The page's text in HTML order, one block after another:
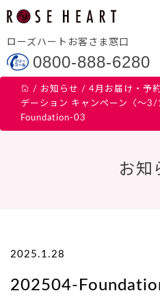
ローズハートお客さま窓口
0800-888-6280
/ お知らせ / 4月お届け・予
デーション キャンペーン〈～3/
Foundation-03
お知
2025.1.28
202504-